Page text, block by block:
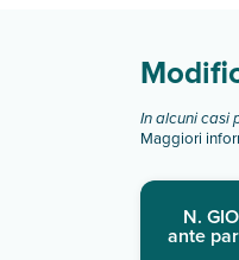
In alcuni casi
Maggiori
N.
ante